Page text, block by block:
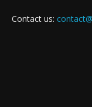
Contact us: